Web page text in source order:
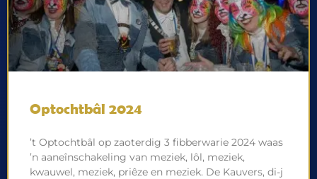
Optochtbâl 2024
’t Optochtbâl op zaoterdig 3 fibberwarie 2024 waas
’n aaneînschakeling van meziek, lôl, meziek,
kwauwel, meziek, priêze en meziek. De Kauvers, di-j